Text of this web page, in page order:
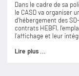
Dans le cadre de sa
le CASD va organiser
d’hébergement des
contrats HEBFI,
l’affichage et leur
Lire plus ...